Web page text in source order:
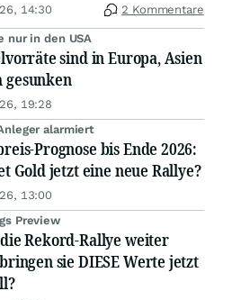
14:30 2 Kommentare
nur in den USA
sind in Europa, Asien
gesunken
19:28
alarmiert
Prognose bis Ende 2026:
Gold jetzt eine neue Rallye?
13:00
Preview
Rekord-Rallye weiter
sie DIESE Werte jetzt